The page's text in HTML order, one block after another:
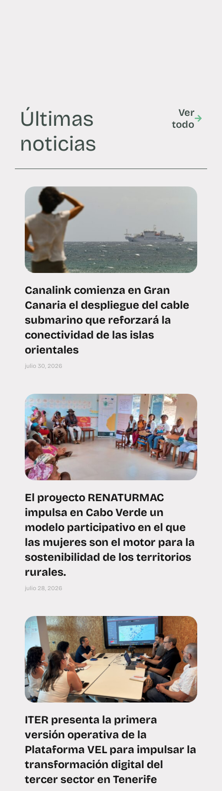
Últimas
noticias
Ver
todo
Canalink comienza en Gran
Canaria el despliegue del cable
submarino que reforzará la
conectividad de las islas
orientales
julio 30, 2026
El proyecto RENATURMAC
impulsa en Cabo Verde un
modelo participativo en el que
las mujeres son el motor para la
sostenibilidad de los territorios
rurales.
julio 28, 2026
ITER presenta la primera
versión operativa de la
Plataforma VEL para impulsar la
transformación digital del
tercer sector en Tenerife